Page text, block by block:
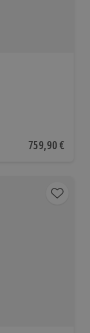
Aktueller Preis
759,90 €